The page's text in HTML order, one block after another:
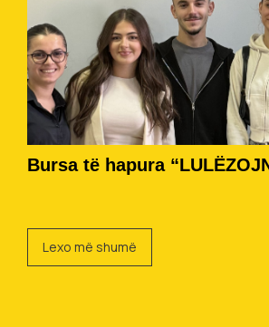
Bursa të hapura
Lexo më shumë